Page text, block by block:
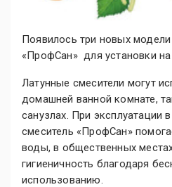
Появилось три новых
«ПрофСан» для установки на
Латунные смесители могут
домашней ванной комнате,
санузлах. При эксплуатации
смеситель «ПрофСан»
воды, в общественных
гигиеничность благодаря
использованию.